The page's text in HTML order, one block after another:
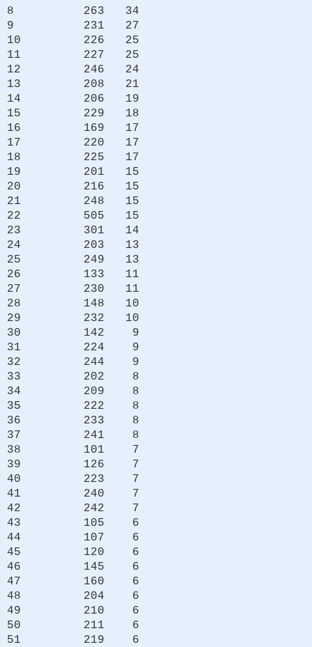
8 263 34
9 231 27
10 226 25
11 227 25
12 246 24
13 208 21
14 206 19
15 229 18
16 169 17
17 220 17
18 225 17
19 201 15
20 216 15
21 248 15
22 505 15
23 301 14
24 203 13
25 249 13
26 133 11
27 230 11
28 148 10
29 232 10
30 142 9
31 224 9
32 244 9
33 202 8
34 209 8
35 222 8
36 233 8
37 241 8
38 101 7
39 126 7
40 223 7
41 240 7
42 242 7
43 105 6
44 107 6
45 120 6
46 145 6
47 160 6
48 204 6
49 210 6
50 211 6
51 219 6